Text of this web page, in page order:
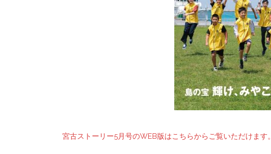
宮古ストーリー5月号のWEB版はこちらからご覧いただけます。